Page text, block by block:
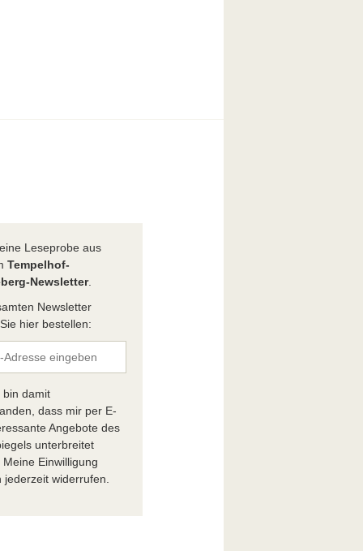
Leseprobe aus
Tempelhof-
Newsletter.
Newsletter
hier bestellen:
bin damit
dass mir per E-
Angebote des
unterbreitet
Einwilligung
jederzeit widerrufen.